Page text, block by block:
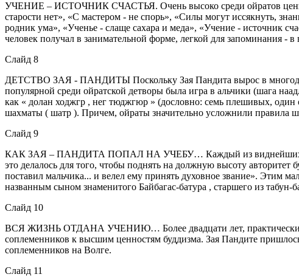
УЧЕНИЕ – ИСТОЧНИК СЧАСТЬЯ. Очень высоко среди ойратов
старости нет», «С мастером - не спорь», «Силы могут иссякнуть,
родник ума», «Ученье - слаще сахара и меда», «Учение - источник
человек получал в занимательной форме, легкой для запоминания -
Слайд 8
ДЕТСТВО ЗАЯ - ПАНДИТЫ Поскольку Зая Пандита вырос в
популярной среди ойратской детворы была игра в альчики (шага
как « долан ходжгр , нег тюджгюр » (дословно: семь плешивых,
шахматы ( шатр ). Причем, ойраты значительно усложнили правила
Слайд 9
КАК ЗАЯ – ПАНДИТА ПОПАЛ НА УЧЕБУ… Каждый из виднейших
это делалось для того, чтобы поднять на должную высоту
поставил мальчика... и велел ему принять духовное звание». Этим
названным сыном знаменитого Байбагас-батура , старшего из табун-
Слайд 10
ВСЯ ЖИЗНЬ ОТДАНА УЧЕНИЮ… Более двадцати лет, практически
соплеменников к высшим ценностям буддизма. Зая Пандите
соплеменников на Волге.
Слайд 11